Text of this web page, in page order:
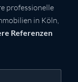
professionelle
in Köln,
Referenzen